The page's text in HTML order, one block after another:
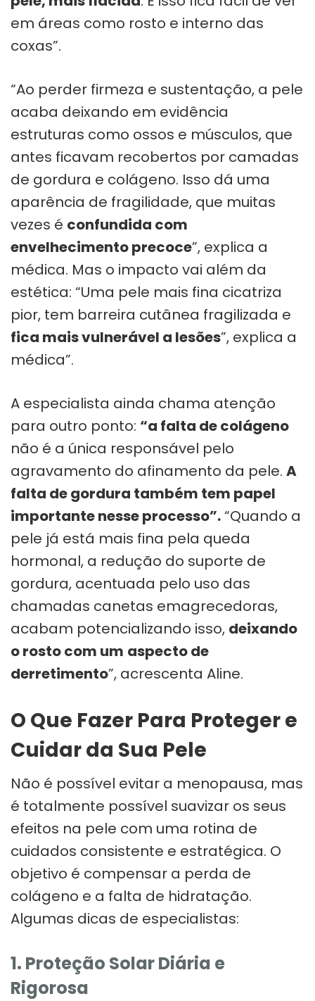
em áreas como rosto e interno das
coxas”.
“Ao perder firmeza e sustentação, a pele
acaba deixando em evidência
estruturas como ossos e músculos, que
antes ficavam recobertos por camadas
de gordura e colágeno. Isso dá uma
aparência de fragilidade, que muitas
vezes é confundida com
envelhecimento precoce”, explica a
médica. Mas o impacto vai além da
estética: “Uma pele mais fina cicatriza
pior, tem barreira cutânea fragilizada e
fica mais vulnerável a lesões”, explica a
médica”.
A especialista ainda chama atenção
para outro ponto: “a falta de colágeno
não é a única responsável pelo
agravamento do afinamento da pele. A
falta de gordura também tem papel
importante nesse processo”.“Quando a
pele já está mais fina pela queda
hormonal, a redução do suporte de
gordura, acentuada pelo uso das
chamadas canetas emagrecedoras,
acabam potencializando isso, deixando
o rosto com um aspecto de
derretimento”, acrescenta Aline.
O Que Fazer Para Proteger e
Cuidar da Sua Pele
Não é possível evitar a menopausa, mas
é totalmente possível suavizar os seus
efeitos na pele com uma rotina de
cuidados consistente e estratégica. O
objetivo é compensar a perda de
colágeno e a falta de hidratação.
Algumas dicas de especialistas:
1. Proteção Solar Diária e
Rigorosa